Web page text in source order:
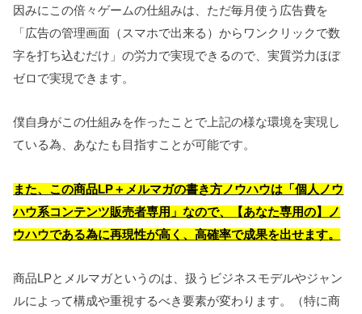
因みにこの倍々ゲームの仕組みは、ただ毎月使う広告費を
「広告の管理画面（スマホで出来る）からワンクリックで数
字を打ち込むだけ」の労力で実現できるので、実質労力ほぼ
ゼロで実現できます。
僕自身がこの仕組みを作ったことで上記の様な環境を実現し
ている為、あなたも目指すことが可能です。
また、この商品LP＋メルマガの書き方ノウハウは「個人ノウ
ハウ系コンテンツ販売者専用」なので、【あなた専用の】ノ
ウハウである為に再現性が高く、高確率で成果を出せます。
商品LPとメルマガというのは、扱うビジネスモデルやジャン
ルによって構成や重視するべき要素が変わります。（特に商